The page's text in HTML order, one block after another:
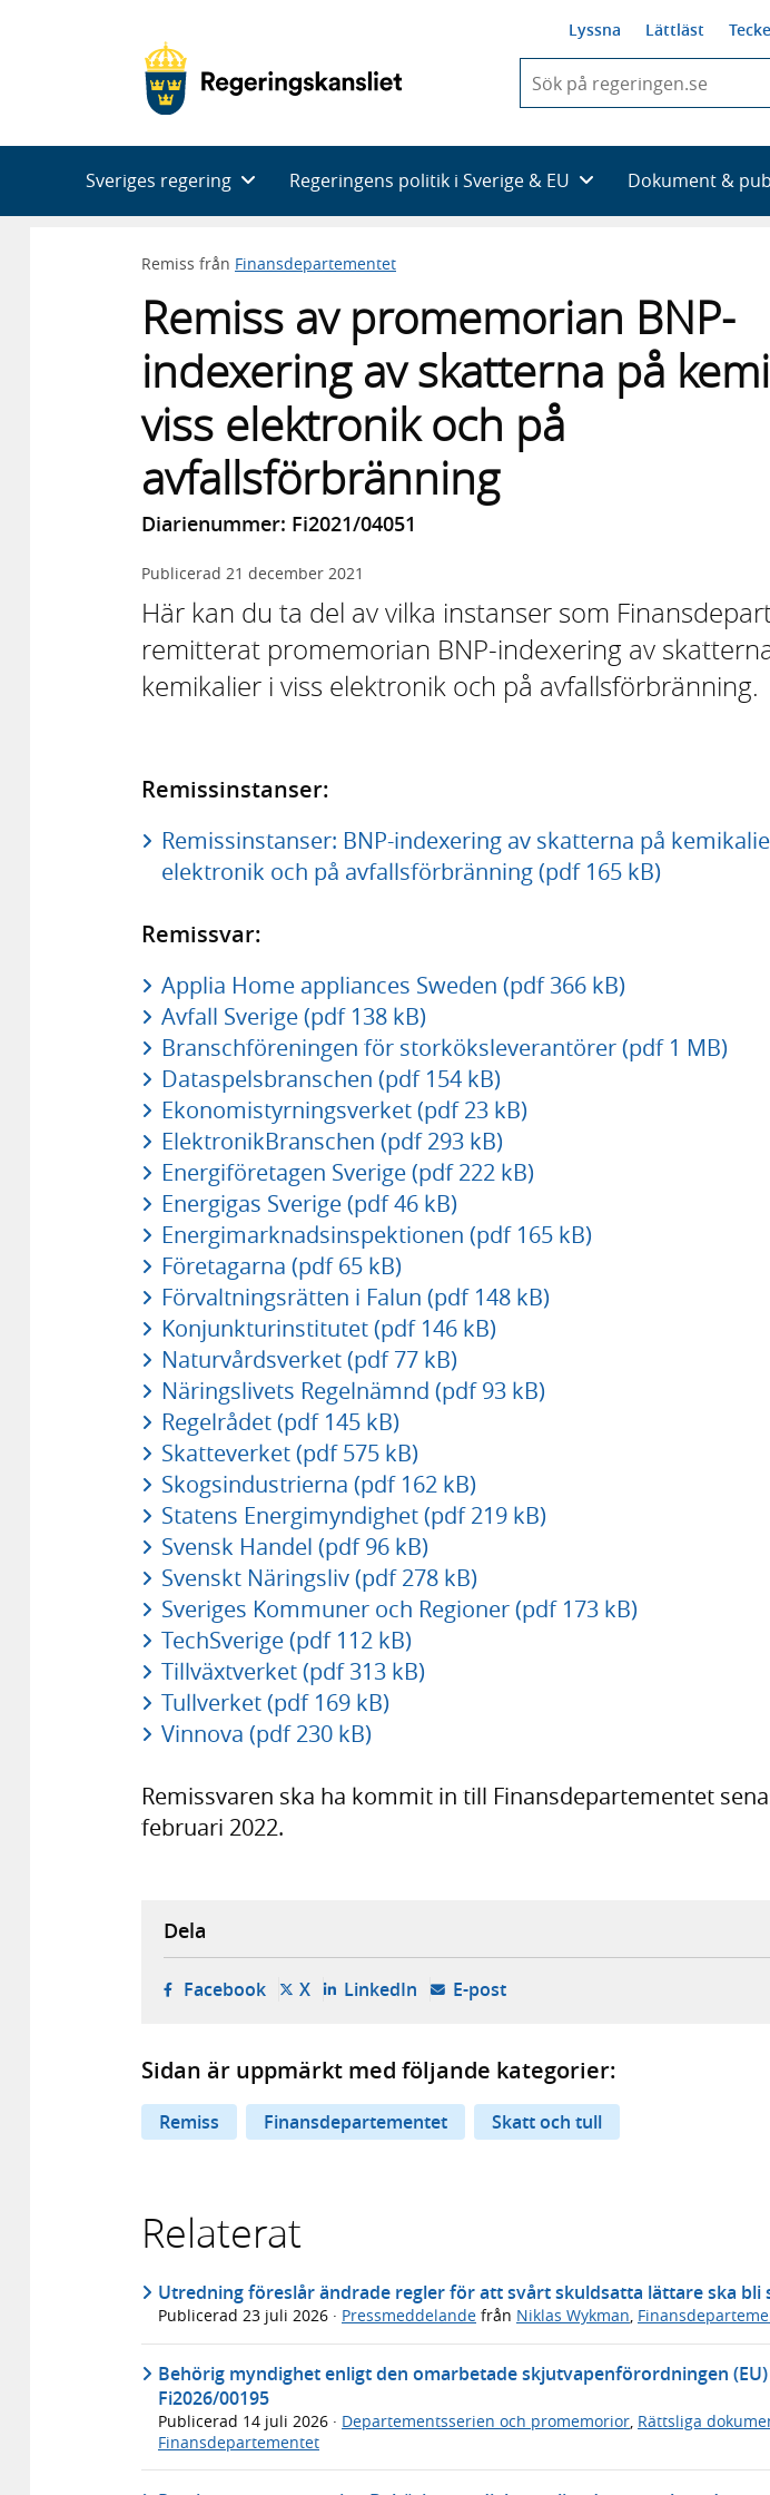
Lyssna Lättläst
du
skriva
framträder
en
Sveriges regering Regeringens politik i Sverige & EU Dokument &
Remiss från Finansdepartementet
Remiss av promemorian BNP-
indexering av skatterna på
viss elektronik och på
avfallsförbränning
Diarienummer: Fi2021/04051
Publicerad 21 december 2021
Här kan du ta del av vilka instanser som
remitterat promemorian BNP-indexering av
kemikalier i viss elektronik och på avfallsförbränning.
Remissinstanser:
Remissinstanser: BNP-indexering av skatterna på
elektronik och på avfallsförbränning (pdf 165 kB)
Remissvar:
Applia Home appliances Sweden (pdf 366 kB)
Avfall Sverige (pdf 138 kB)
Branschföreningen för storköksleverantörer (pdf 1 MB)
Dataspelsbranschen (pdf 154 kB)
Ekonomistyrningsverket (pdf 23 kB)
ElektronikBranschen (pdf 293 kB)
Energiföretagen Sverige (pdf 222 kB)
Energigas Sverige (pdf 46 kB)
Energimarknadsinspektionen (pdf 165 kB)
Företagarna (pdf 65 kB)
Förvaltningsrätten i Falun (pdf 148 kB)
Konjunkturinstitutet (pdf 146 kB)
Naturvårdsverket (pdf 77 kB)
Näringslivets Regelnämnd (pdf 93 kB)
Regelrådet (pdf 145 kB)
Skatteverket (pdf 575 kB)
Skogsindustrierna (pdf 162 kB)
Statens Energimyndighet (pdf 219 kB)
Svensk Handel (pdf 96 kB)
Svenskt Näringsliv (pdf 278 kB)
Sveriges Kommuner och Regioner (pdf 173 kB)
TechSverige (pdf 112 kB)
Tillväxtverket (pdf 313 kB)
Tullverket (pdf 169 kB)
Vinnova (pdf 230 kB)
Remissvaren ska ha kommit in till Finansdepartementet
februari 2022.
Dela
Facebook- öppnas i ny flik, extern webbplats,
X- öppnas i ny flik, extern webbplats,
LinkedIn- öppnas i ny flik, extern webbplats,
E-post- öppnar din e-postklient,
Sidan är uppmärkt med följande kategorier:
Remiss Finansdepartementet Skatt och tull
Relaterat
Utredning föreslår ändrade regler för att svårt skuldsatta lättare ska bli
Publicerad 23 juli 2026 · Pressmeddelande från Niklas Wykman,
Behörig myndighet enligt den omarbetade skjutvapenförordningen (EU)
Fi2026/00195
Publicerad 14 juli 2026 · Departementsserien och promemorior, Rättsliga
Finansdepartementet